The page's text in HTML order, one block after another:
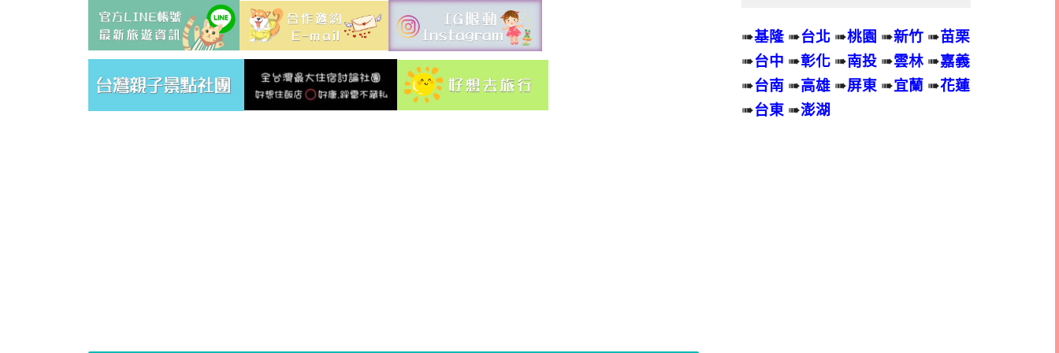
➠基隆 ➠台北 ➠桃園 ➠新竹 ➠苗栗
➠台中 ➠彰化 ➠南投 ➠雲林 ➠嘉義
➠台南 ➠高雄 ➠屏東 ➠宜蘭 ➠花蓮
➠台東 ➠澎湖